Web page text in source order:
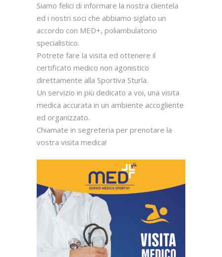
Siamo felici di informare la nostra clientela
ed i nostri soci che abbiamo siglato un
accordo con MED+, poliambulatorio
specialistico.
Potrete fare la visita ed ottenere il
certificato medico non agonistico
direttamente alla Sportiva Sturla.
Un servizio in più dedicato a voi, una visita
medica accurata in un ambiente accogliente
ed organizzato.
Chiamate in segreteria per prenotare la
vostra visita medica!